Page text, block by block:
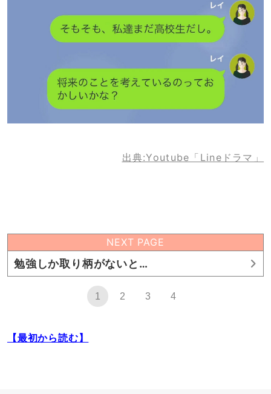
出典:Youtube「Lineドラマ」
NEXT PAGE
勉強しか取り柄がないと…
1 2 3 4
【最初から読む】